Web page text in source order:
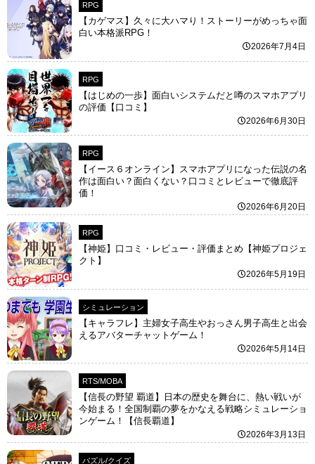
RPG
【カゲマス】久々に大ハマり！ストーリーがめっちゃ面
白い本格派RPG！
2026年7月4日
RPG
【はじめの一歩】面白いシステムだと噂のスマホアプリ
の評価【口コミ】
2026年6月30日
RPG
【イース６オンライン】スマホアプリになった伝説の名
作は面白い？面白くない？口コミとレビューで徹底評
価！
2026年6月20日
RPG
【神姫】口コミ・レビュー・評価まとめ【神姫プロジェ
クト】
2026年5月19日
シミュレーション
【キャラフレ】主婦女子高生やおっさん男子高生と出会
えるアバターチャットゲーム！
2026年5月14日
RTS/MOBA
【信長の野望 覇道】日本の歴史を舞台に、熱い戦いが
今始まる！全国制覇の夢をかなえる戦略シミュレーショ
ンゲーム！【信長覇道】
2026年3月13日
パズル/クイズ